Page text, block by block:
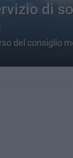
di
del consiglio